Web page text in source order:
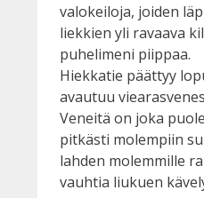
valokeiloja, joiden
liekkien yli ravaava
puhelimeni piippaa.
Hiekkatie päättyy
avautuu
Veneitä on joka
pitkästi molempiin
lahden molemmille
vauhtia liukuen